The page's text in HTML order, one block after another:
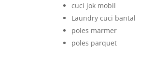
cuci jok mobil
Laundry cuci bantal
poles marmer
poles parquet